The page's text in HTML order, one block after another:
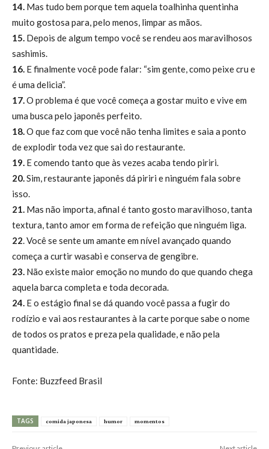
14. Mas tudo bem porque tem aquela toalhinha quentinha
muito gostosa para, pelo menos, limpar as mãos.
15. Depois de algum tempo você se rendeu aos maravilhosos
sashimis.
16. E finalmente você pode falar: “sim gente, como peixe cru e
é uma delicia”.
17.O problema é que você começa a gostar muito e vive em
uma busca pelo japonês perfeito.
18.O que faz com que você não tenha limites e saia a ponto
de explodir toda vez que sai do restaurante.
19. E comendo tanto que às vezes acaba tendo piriri.
20.Sim, restaurante japonês dá piriri e ninguém fala sobre
isso.
21. Mas não importa, afinal é tanto gosto maravilhoso, tanta
textura, tanto amor em forma de refeição que ninguém liga.
22. Você se sente um amante em nível avançado quando
começa a curtir wasabi e conserva de gengibre.
23. Não existe maior emoção no mundo do que quando chega
aquela barca completa e toda decorada.
24. E o estágio final se dá quando você passa a fugir do
rodízio e vai aos restaurantes à la carte porque sabe o nome
de todos os pratos e preza pela qualidade, e não pela
quantidade.
Fonte: Buzzfeed Brasil
TAGS comida japonesa humor momentos